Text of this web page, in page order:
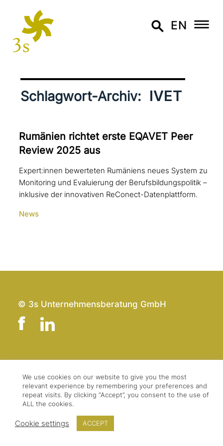
EN
Schlagwort-Archiv: IVET
Rumänien richtet erste EQAVET Peer
Review 2025 aus
Expert:innen bewerteten Rumäniens neues System zu
Monitoring und Evaluierung der Berufsbildungspolitik –
inklusive der innovativen ReConect-Datenplattform.
News
© 3s Unternehmensberatung GmbH
Kontakt
Presse & Logo
Datenschutz
AGBs
We use cookies on our website to give you the most
relevant experience by remembering your preferences and
repeat visits. By clicking “Accept”, you consent to the use of
ALL the cookies.
Cookie settings ACCEPT